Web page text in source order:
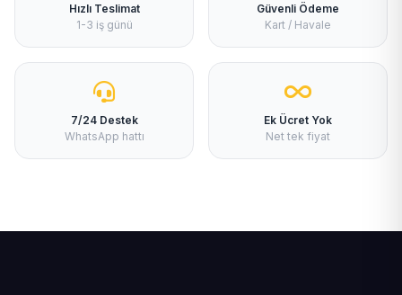
Hızlı Teslimat
1-3 iş günü
Güvenli Ödeme
Kart / Havale
7/24 Destek
WhatsApp hattı
Ek Ücret Yok
Net tek fiyat